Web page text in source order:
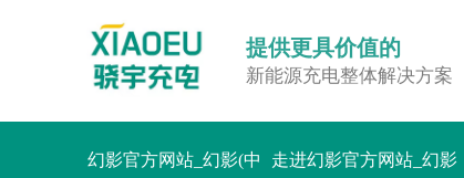
提供更具价值的
新能源充电整体解决方案
幻影官方网站_幻影(中 走进幻影官方网站_幻影